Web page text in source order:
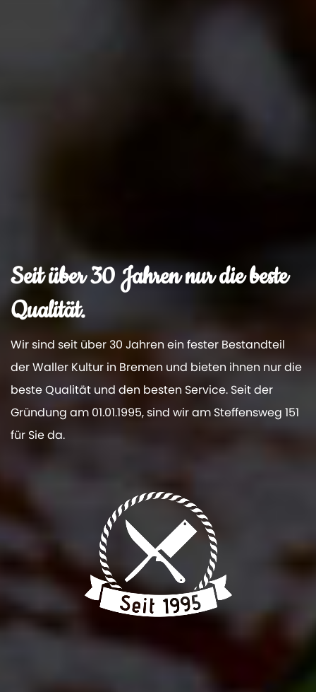
Seit über 30 Jahren nur die beste
Qualität.
Wir sind seit über 30 Jahren ein fester Bestandteil
der Waller Kultur in Bremen und bieten ihnen nur die
beste Qualität und den besten Service. Seit der
Gründung am 01.01.1995, sind wir am Steffensweg 151
für Sie da.